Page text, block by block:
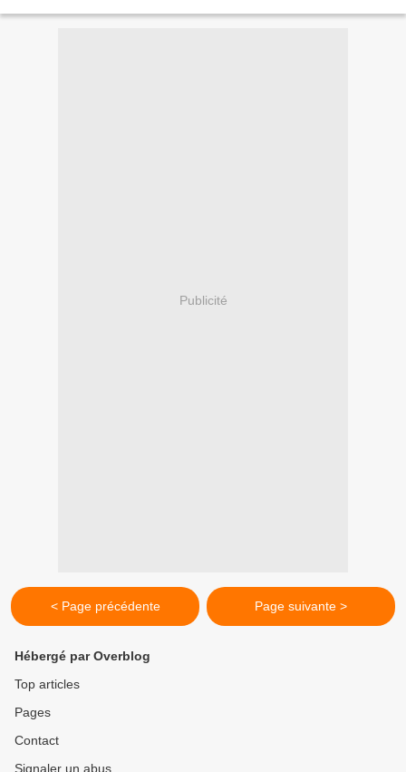
Publicité
< Page précédente Page suivante >
Hébergé par Overblog
Top articles
Pages
Contact
Signaler un abus